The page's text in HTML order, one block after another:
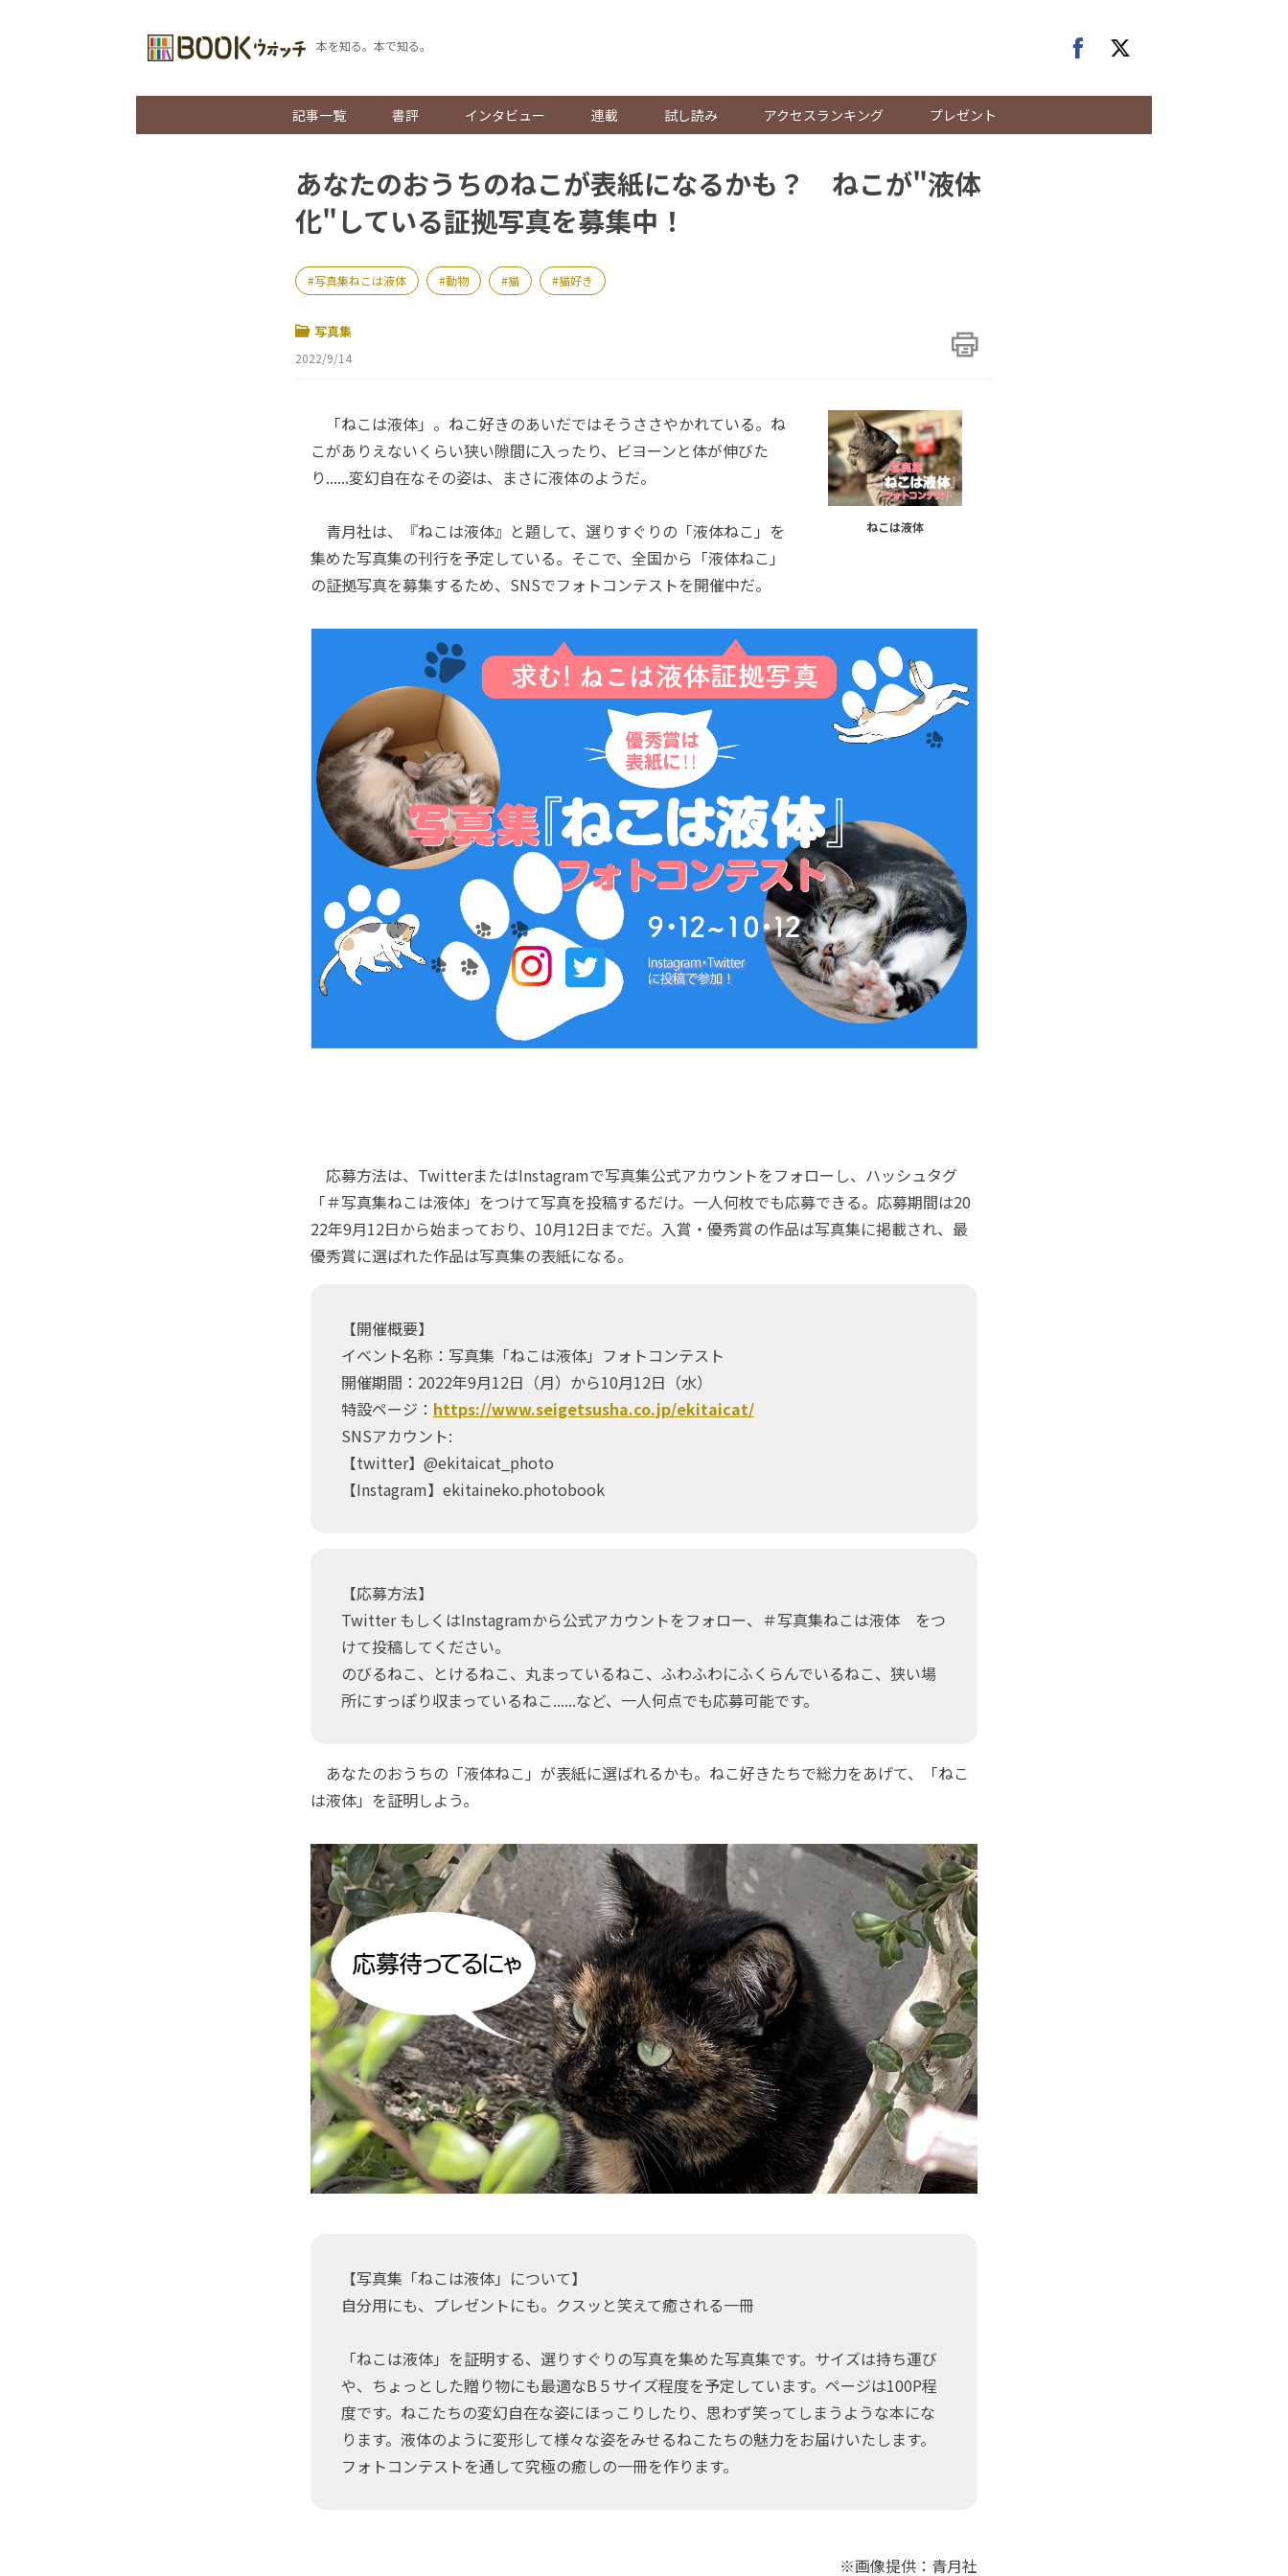
本を知る。本で知る。
記事一覧 書評 インタビュー 連載 試し読み アクセスランキング プレゼント
あなたのおうちのねこが表紙になるかも？ ねこが"液体
化"している証拠写真を募集中！
写真集ねこは液体 動物 猫 猫好き
写真集
2022/9/14
ねこは液体
「ねこは液体」。ねこ好きのあいだではそうささやかれている。ね
こがありえないくらい狭い隙間に入ったり、ビヨーンと体が伸びた
り......変幻自在なその姿は、まさに液体のようだ。
青月社は、『ねこは液体』と題して、選りすぐりの「液体ねこ」を
集めた写真集の刊行を予定している。そこで、全国から「液体ねこ」
の証拠写真を募集するため、SNSでフォトコンテストを開催中だ。
応募方法は、TwitterまたはInstagramで写真集公式アカウントをフォローし、ハッシュタグ
「＃写真集ねこは液体」をつけて写真を投稿するだけ。一人何枚でも応募できる。応募期間は20
22年9月12日から始まっており、10月12日までだ。入賞・優秀賞の作品は写真集に掲載され、最
優秀賞に選ばれた作品は写真集の表紙になる。
【開催概要】
イベント名称：写真集「ねこは液体」フォトコンテスト
開催期間：2022年9月12日（月）から10月12日（水）
特設ページ： https://www.seigetsusha.co.jp/ekitaicat/
SNSアカウント:
【twitter】@ekitaicat_photo
【Instagram】ekitaineko.photobook
【応募方法】
Twitter もしくはInstagramから公式アカウントをフォロー、＃写真集ねこは液体 をつ
けて投稿してください。
のびるねこ、とけるねこ、丸まっているねこ、ふわふわにふくらんでいるねこ、狭い場
所にすっぽり収まっているねこ......など、一人何点でも応募可能です。
あなたのおうちの「液体ねこ」が表紙に選ばれるかも。ねこ好きたちで総力をあげて、「ねこ
は液体」を証明しよう。
【写真集「ねこは液体」について】
自分用にも、プレゼントにも。クスッと笑えて癒される一冊
「ねこは液体」を証明する、選りすぐりの写真を集めた写真集です。サイズは持ち運び
や、ちょっとした贈り物にも最適なB５サイズ程度を予定しています。ページは100P程
度です。ねこたちの変幻自在な姿にほっこりしたり、思わず笑ってしまうような本にな
ります。液体のように変形して様々な姿をみせるねこたちの魅力をお届けいたします。
フォトコンテストを通して究極の癒しの一冊を作ります。
※画像提供：青月社